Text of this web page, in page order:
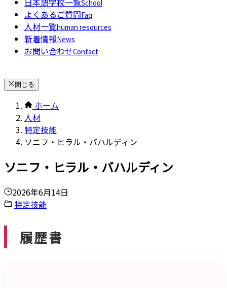
School
よくあるご質問Faq
人材一覧human resources
新着情報News
お問い合わせContact
閉じる
ホーム
人材
特定技能
ソニフ・ヒラル・バハルディン
ソニフ・ヒラル・バハルディン
2026年6月14日
特定技能
履歴書